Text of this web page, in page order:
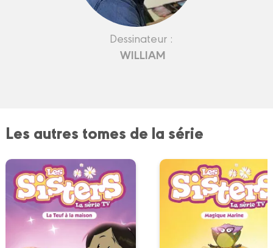
Dessinateur :
WILLIAM
Les autres tomes de la série